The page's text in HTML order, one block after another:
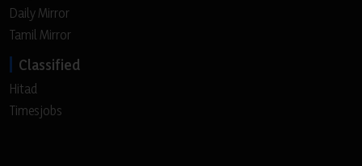
Daily Mirror
Tamil Mirror
Classified
Hitad
Timesjobs